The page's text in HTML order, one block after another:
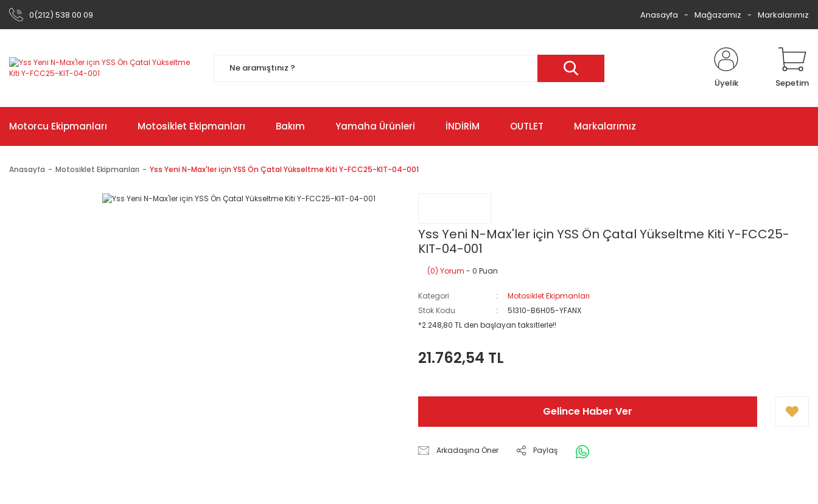
0(212) 538 00 09 Anasayfa Mağazamız Markalarımız
Üyelik Sepetim
Motorcu Ekipmanları Motosiklet Ekipmanları Bakım Yamaha Ürünleri İNDİRİM OUTLET Markalarımız
Anasayfa Motosiklet Ekipmanları Yss Yeni N-Max'ler için YSS Ön Çatal Yükseltme Kiti Y-FCC25-KIT-04-001
Yss Yeni N-Max'ler için YSS Ön Çatal Yükseltme Kiti Y-FCC25-
KIT-04-001
(0) Yorum - 0 Puan
Kategori
Motosiklet Ekipmanları
Stok Kodu
51310-B6H05-YFANX
*2.248,80 TL den başlayan taksitlerle!!
21.762,54 TL
Gelince Haber Ver
Arkadaşına Öner Paylaş